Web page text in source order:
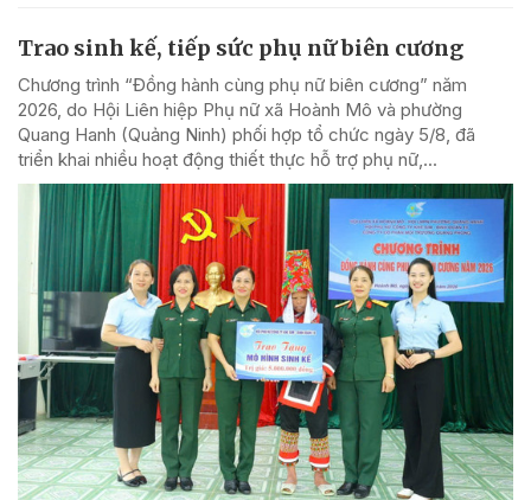
Trao sinh kế, tiếp sức phụ nữ biên cương
Chương trình “Đồng hành cùng phụ nữ biên cương” năm
2026, do Hội Liên hiệp Phụ nữ xã Hoành Mô và phường
Quang Hanh (Quảng Ninh) phối hợp tổ chức ngày 5/8, đã
triển khai nhiều hoạt động thiết thực hỗ trợ phụ nữ,...